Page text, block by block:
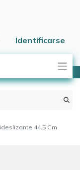
Identificarse
44.5 Cm